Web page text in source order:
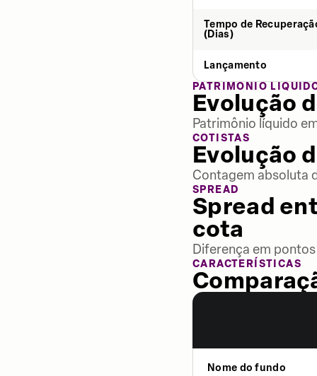
Tempo de
(Dias)
Lançamento
PATRIMÔNIO
Evolução
Patrimônio líquido
COTISTAS
Evolução
Contagem absoluta
SPREAD
Spread
cota
Diferença em
CARACTERÍSTICAS
Nome do fundo